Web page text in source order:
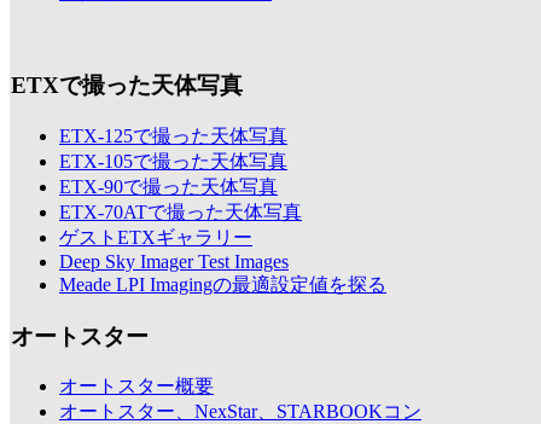
ETXで撮った天体写真
ETX-125で撮った天体写真
ETX-105で撮った天体写真
ETX-90で撮った天体写真
ETX-70ATで撮った天体写真
ゲストETXギャラリー
Deep Sky Imager Test Images
Meade LPI Imagingの最適設定値を探る
オートスター
オートスター概要
オートスター、NexStar、STARBOOKコン